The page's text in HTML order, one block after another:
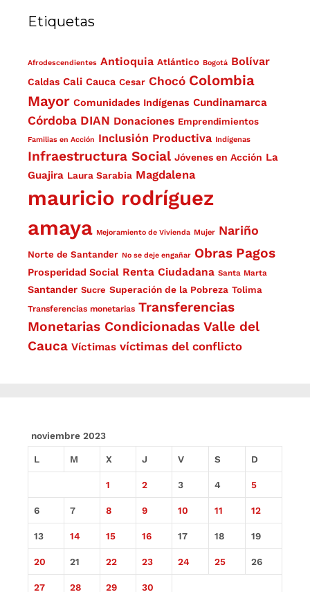
Etiquetas
Afrodescendientes Antioquia Atlántico Bogotá Bolívar
Caldas Cali Cauca Cesar Chocó Colombia
Mayor Comunidades Indígenas Cundinamarca
Córdoba DIAN Donaciones Emprendimientos
Familias en Acción Inclusión Productiva Indígenas
Infraestructura Social Jóvenes en Acción La
Guajira Laura Sarabia Magdalena
mauricio rodríguez
amaya Mejoramiento de Vivienda Mujer Nariño
Norte de Santander No se deje engañar Obras Pagos
Prosperidad Social Renta Ciudadana Santa Marta
Santander Sucre Superación de la Pobreza Tolima
Transferencias monetarias Transferencias
Monetarias Condicionadas Valle del
Cauca Víctimas víctimas del conflicto
noviembre 2023
L M X J V S D
1 2 3 4 5
6 7 8 9 10 11 12
13 14 15 16 17 18 19
20 21 22 23 24 25 26
27 28 29 30